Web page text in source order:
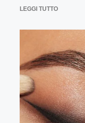
LEGGI TUTTO